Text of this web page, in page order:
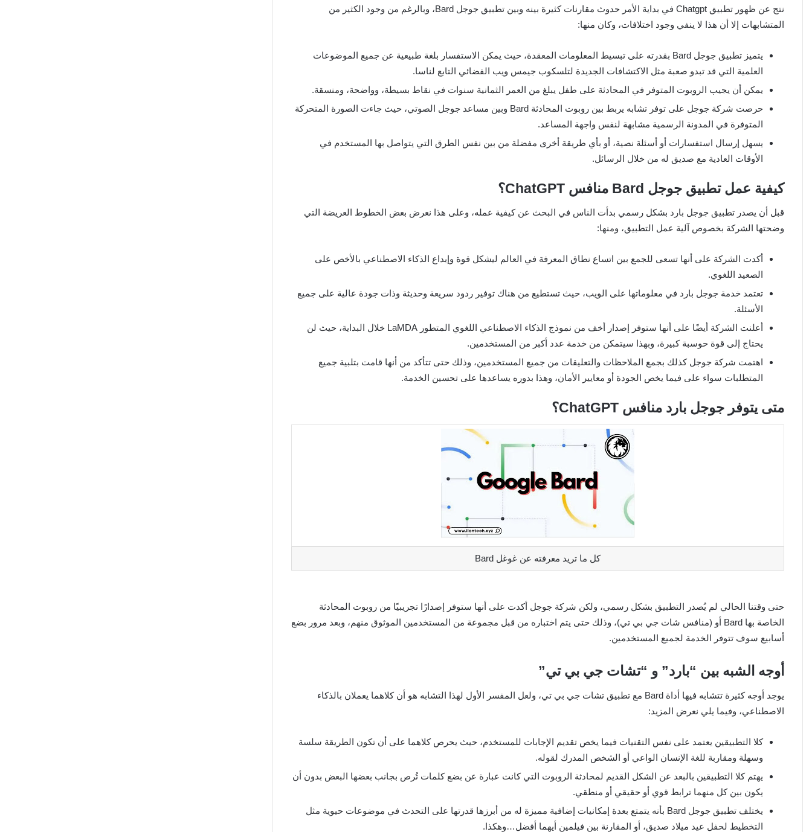
نتج عن ظهور تطبيق Chatgpt في بداية الأمر حدوث مقارنات كثيرة بينه وبين تطبيق جوجل Bard، وبالرغم من وجود الكثير من
المتشابهات إلا أن هذا لا ينفي وجود اختلافات، وكان منها:
يتميز تطبيق جوجل Bard بقدرته على تبسيط المعلومات المعقدة، حيث يمكن الاستفسار بلغة طبيعية عن جميع الموضوعات
العلمية التي قد تبدو صعبة مثل الاكتشافات الجديدة لتلسكوب جيمس ويب الفضائي التابع لناسا.
يمكن أن يجيب الروبوت المتوفر في المحادثة على طفل يبلغ من العمر الثمانية سنوات في نقاط بسيطة، وواضحة، ومنسقة.
حرصت شركة جوجل على توفر تشابه يربط بين روبوت المحادثة Bard وبين مساعد جوجل الصوتي، حيث جاءت الصورة المتحركة
المتوفرة في المدونة الرسمية مشابهة لنفس واجهة المساعد.
يسهل إرسال استفسارات أو أسئلة نصية، أو بأي طريقة أخرى مفضلة من بين نفس الطرق التي يتواصل بها المستخدم في
الأوقات العادية مع صديق له من خلال الرسائل.
كيفية عمل تطبيق جوجل Bard منافس ChatGPT؟
قبل أن يصدر تطبيق جوجل بارد بشكل رسمي بدأت الناس في البحث عن كيفية عمله، وعلى هذا نعرض بعض الخطوط العريضة التي
وضحتها الشركة بخصوص آلية عمل التطبيق، ومنها:
أكدت الشركة على أنها تسعى للجمع بين اتساع نطاق المعرفة في العالم ليشكل قوة وإبداع الذكاء الاصطناعي بالأخص على
الصعيد اللغوي.
تعتمد خدمة جوجل بارد في معلوماتها على الويب، حيث تستطيع من هناك توفير ردود سريعة وحديثة وذات جودة عالية على جميع
الأسئلة.
أعلنت الشركة أيضًا على أنها ستوفر إصدار أخف من نموذج الذكاء الاصطناعي اللغوي المتطور LaMDA خلال البداية، حيث لن
يحتاج إلى قوة حوسبة كبيرة، وبهذا سيتمكن من خدمة عدد أكبر من المستخدمين.
اهتمت شركة جوجل كذلك بجمع الملاحظات والتعليقات من جميع المستخدمين، وذلك حتى تتأكد من أنها قامت بتلبية جميع
المتطلبات سواء على فيما يخص الجودة أو معايير الأمان، وهذا بدوره يساعدها على تحسين الخدمة.
متى يتوفر جوجل بارد منافس ChatGPT؟
كل ما تريد معرفته عن غوغل Bard
حتى وقتنا الحالي لم يُصدر التطبيق بشكل رسمي، ولكن شركة جوجل أكدت على أنها ستوفر إصدارًا تجريبيًا من روبوت المحادثة
الخاصة بها Bard أو (منافس شات جي بي تي)، وذلك حتى يتم اختباره من قبل مجموعة من المستخدمين الموثوق منهم، وبعد مرور بضع
أسابيع سوف تتوفر الخدمة لجميع المستخدمين.
أوجه الشبه بين “بارد” و “تشات جي بي تي”
يوجد أوجه كثيرة تتشابه فيها أداة Bard مع تطبيق تشات جي بي تي، ولعل المفسر الأول لهذا التشابه هو أن كلاهما يعملان بالذكاء
الاصطناعي، وفيما يلي نعرض المزيد:
كلا التطبيقين يعتمد على نفس التقنيات فيما يخص تقديم الإجابات للمستخدم، حيث يحرص كلاهما على أن تكون الطريقة سلسة
وسهلة ومقاربة للغة الإنسان الواعي أو الشخص المدرك لقوله.
يهتم كلا التطبيقين بالبعد عن الشكل القديم لمحادثة الروبوت التي كانت عبارة عن بضع كلمات تُرص بجانب بعضها البعض بدون أن
يكون بين كل منهما ترابط قوي أو حقيقي أو منطقي.
يختلف تطبيق جوجل Bard بأنه يتمتع بعدة إمكانيات إضافية مميزة له من أبرزها قدرتها على التحدث في موضوعات حيوية مثل
التخطيط لحفل عيد ميلاد صديق، أو المقارنة بين فيلمين أيهما أفضل…وهكذا.